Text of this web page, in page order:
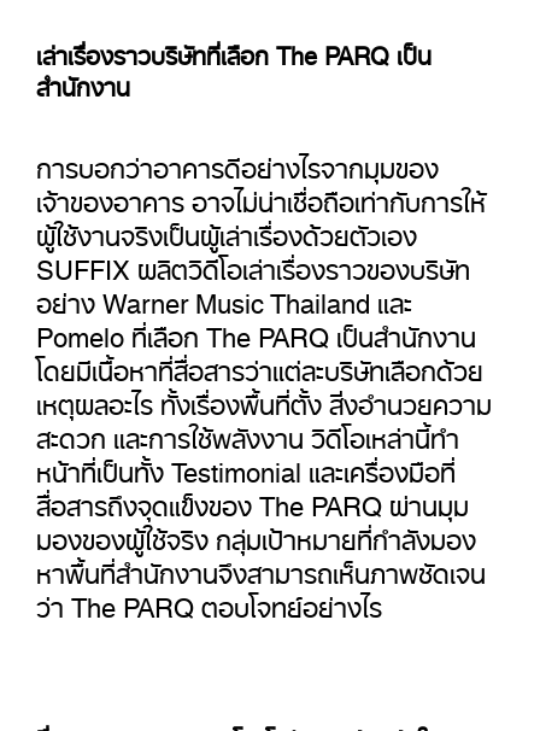
เล่าเรื่องราวบริษัทที่เลือก The PARQ เป็น
สำนักงาน
การบอกว่าอาคารดีอย่างไรจากมุมของ
เจ้าของอาคาร อาจไม่น่าเชื่อถือเท่ากับการให้
ผู้ใช้งานจริงเป็นผู้เล่าเรื่องด้วยตัวเอง
SUFFIX ผลิตวิดีโอเล่าเรื่องราวของบริษัท
อย่าง Warner Music Thailand และ
Pomelo ที่เลือก The PARQ เป็นสำนักงาน
โดยมีเนื้อหาที่สื่อสารว่าแต่ละบริษัทเลือกด้วย
เหตุผลอะไร ทั้งเรื่องพื้นที่ตั้ง สิ่งอำนวยความ
สะดวก และการใช้พลังงาน วิดีโอเหล่านี้ทำ
หน้าที่เป็นทั้ง Testimonial และเครื่องมือที่
สื่อสารถึงจุดแข็งของ The PARQ ผ่านมุม
มองของผู้ใช้จริง กลุ่มเป้าหมายที่กำลังมอง
หาพื้นที่สำนักงานจึงสามารถเห็นภาพชัดเจน
ว่า The PARQ ตอบโจทย์อย่างไร